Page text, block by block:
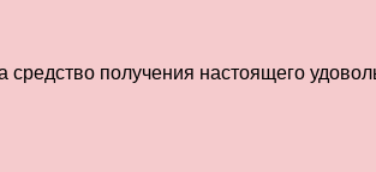
средство получения настоящего